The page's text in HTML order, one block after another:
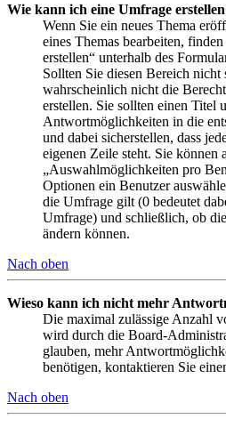
Wie kann ich eine Umfrage
Wenn Sie ein neues Thema
eines Themas bearbeiten,
erstellen“ unterhalb des
Sollten Sie diesen Bereich nicht
wahrscheinlich nicht die
erstellen. Sie sollten einen Titel
Antwortmöglichkeiten in die
und dabei sicherstellen, dass
eigenen Zeile steht. Sie können
„Auswahlmöglichkeiten pro
Optionen ein Benutzer
die Umfrage gilt (0 bedeutet
Umfrage) und schließlich, ob
ändern können.
Nach oben
Wieso kann ich nicht mehr
Die maximal zulässige Anzahl
wird durch die Board-
glauben, mehr
benötigen, kontaktieren Sie
Nach oben